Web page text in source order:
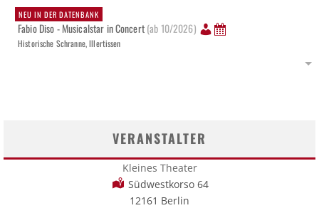
NEU IN DER DATENBANK
Fabio Diso - Musicalstar in Concert(ab 10/2026)
Historische Schranne, Illertissen
VERANSTALTER
Kleines Theater
Südwestkorso 64
12161 Berlin